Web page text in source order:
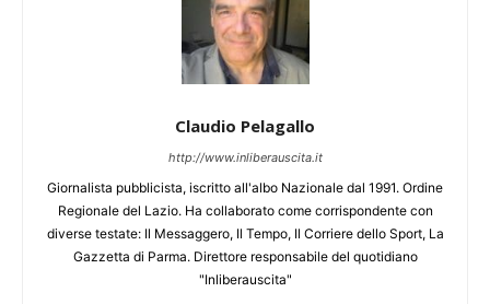
Claudio Pelagallo
http://www.inliberauscita.it
Giornalista pubblicista, iscritto all'albo Nazionale dal 1991. Ordine
Regionale del Lazio. Ha collaborato come corrispondente con
diverse testate: Il Messaggero, Il Tempo, Il Corriere dello Sport, La
Gazzetta di Parma. Direttore responsabile del quotidiano
"Inliberauscita"